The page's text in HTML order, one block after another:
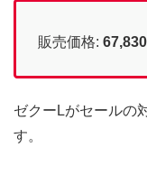
販売価格:
ゼクーLがセールの
す。